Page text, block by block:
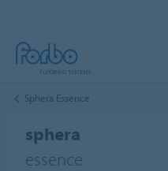
Sphera Essence
sphera
essence